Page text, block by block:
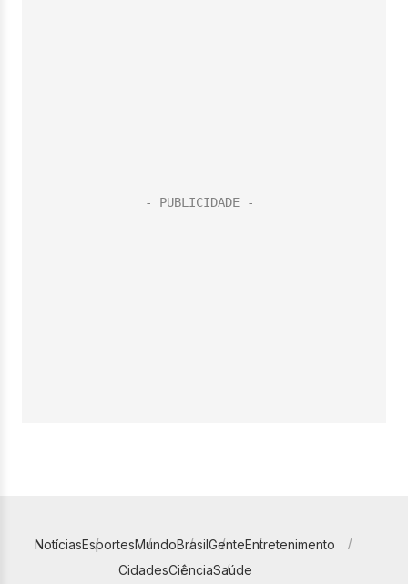
NotíciasEsportesMundoBrasilGenteEntretenimento
CidadesCiênciaSaúde